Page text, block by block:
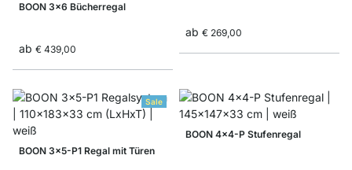
BOON 3x6 Bücherregal
ab € 439,00
ab € 269,00
Sale
BOON 3x5-P1 Regal mit Türen
BOON 4x4-P Stufenregal